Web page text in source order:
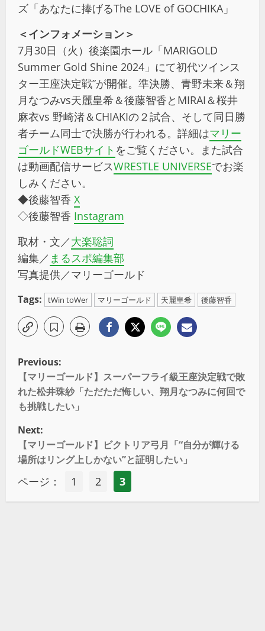
ズ「あなたに捧げるThe LOVE of GOCHIKA」
＜インフォメーション＞
7月30日（火）後楽園ホール「MARIGOLD
Summer Gold Shine 2024」にて初代ツインス
ター王座決定戦”が開催。準決勝、青野未来＆翔
月なつみvs天麗皇希＆後藤智香とMIRAI＆桜井
麻衣vs 野崎渚＆CHIAKIの２試合、そして同日勝
者チーム同士で決勝が行われる。詳細はマリー
ゴールドWEBサイト をご覧ください。また試合
は動画配信サービスWRESTLE UNIVERSEでお楽
しみください。
◆後藤智香 X
◇後藤智香 Instagram
取材・文／大楽聡詞
編集／ まるスポ編集部
写真提供／マリーゴールド
Tags: tWin toWer マリーゴールド 天麗皇希 後藤智香
Previous:
【マリーゴールド】スーパーフライ級王座決定戦で敗
れた松井珠紗「ただただ悔しい、翔月なつみに何回で
も挑戦したい」
Next:
【マリーゴールド】ビクトリア弓月「“自分が輝ける
場所はリング上しかない”と証明したい」
ページ： 1 2 3